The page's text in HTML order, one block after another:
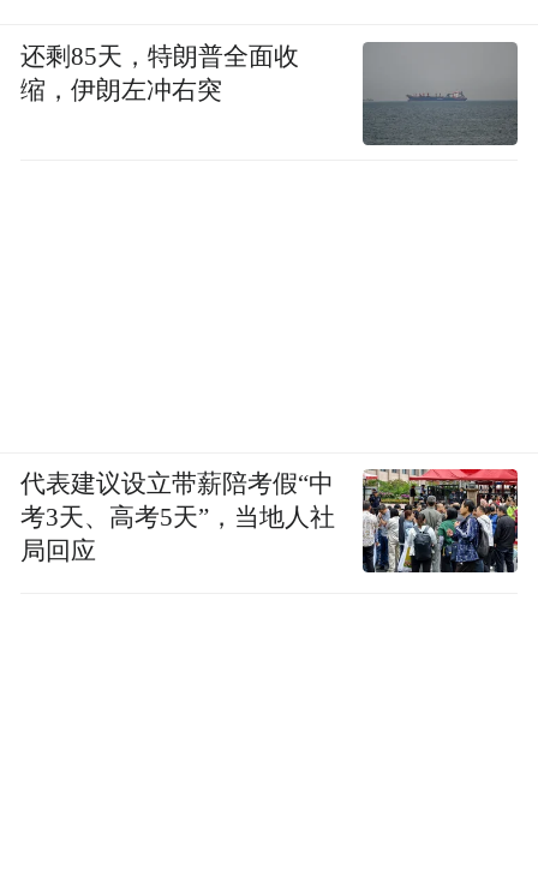
还剩85天，特朗普全面收
缩，伊朗左冲右突
代表建议设立带薪陪考假“中
考3天、高考5天”，当地人社
局回应